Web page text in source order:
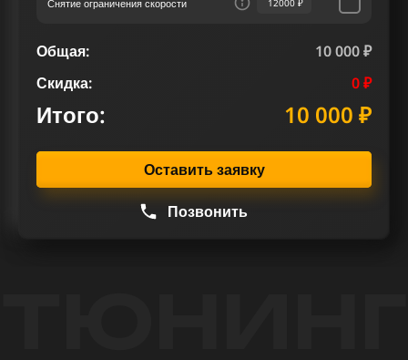
Снятие ограничения скорости 12000 ₽
Общая:
10 000 ₽
Скидка:
0 ₽
Итого: 10 000 ₽
Оставить заявку
Позвонить